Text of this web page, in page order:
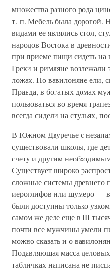
множества разного рода
т. п. Мебель была дорогой.
видами ее являлись стол,
народов Востока в
при приеме пищи сидеть на
Греки и римляне возлежали
ложах. Но вавилоняне ели,
Правда, в богатых домах
пользоваться во время
всегда сидели на стульях,
В Южном Двуречье с
существовали школы, где
счету и другим
Существует широко
сложные системы древнего
иероглифов или шумеро —
были доступны только
самом же деле еще в III
почти все мужчины умели
можно сказать и о
Подавляющая масса
табличках написана не